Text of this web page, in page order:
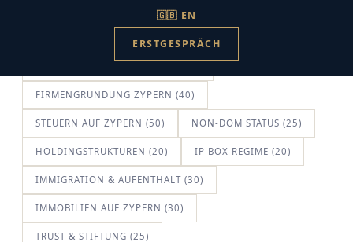
🇬🇧 EN
ERSTGESPRÄCH
FIRMENGRÜNDUNG ZYPERN (40)
STEUERN AUF ZYPERN (50) NON-DOM STATUS (25)
HOLDINGSTRUKTUREN (20) IP BOX REGIME (20)
IMMIGRATION & AUFENTHALT (30)
IMMOBILIEN AUF ZYPERN (30)
TRUST & STIFTUNG (25)